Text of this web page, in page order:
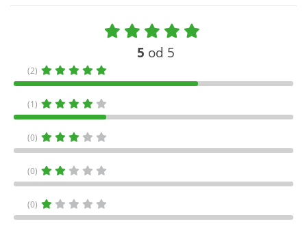
5 od 5
(2)
(1)
(0)
(0)
(0)